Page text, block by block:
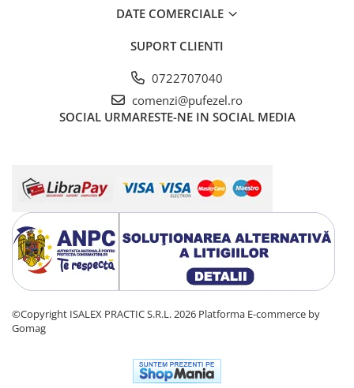
DATE COMERCIALE
SUPORT CLIENTI
0722707040
comenzi@pufezel.ro
SOCIAL URMARESTE-NE IN SOCIAL MEDIA
©Copyright ISALEX PRACTIC S.R.L. 2026 Platforma E-commerce by
Gomag